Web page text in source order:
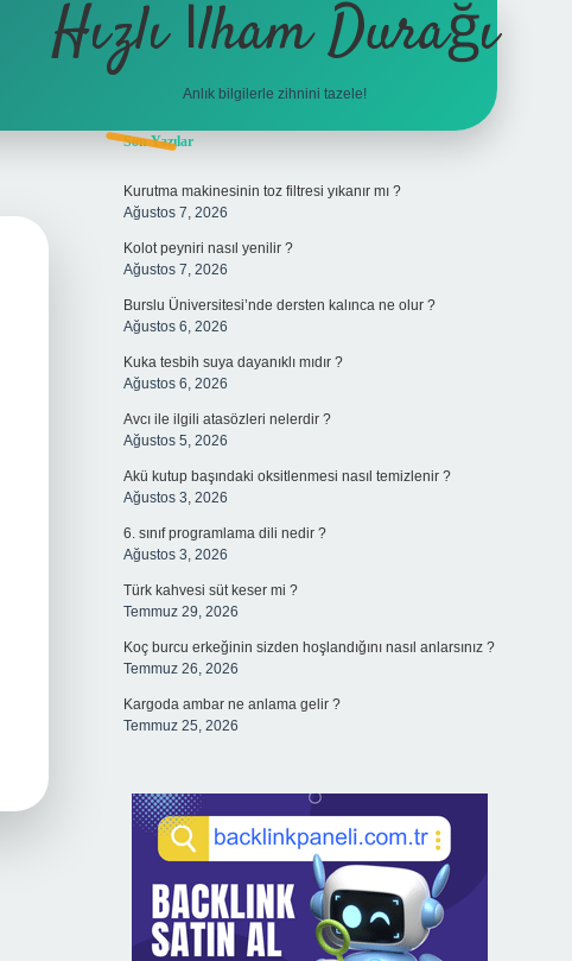
Hızlı İlham Durağı
Anlık bilgilerle zihnini tazele!
Sidebar
Son Yazılar
Kurutma makinesinin toz filtresi yıkanır mı ?
Ağustos 7, 2026
Kolot peyniri nasıl yenilir ?
Ağustos 7, 2026
Burslu Üniversitesi’nde dersten kalınca ne olur ?
Ağustos 6, 2026
Kuka tesbih suya dayanıklı mıdır ?
Ağustos 6, 2026
Avcı ile ilgili atasözleri nelerdir ?
Ağustos 5, 2026
Akü kutup başındaki oksitlenmesi nasıl temizlenir ?
Ağustos 3, 2026
6. sınıf programlama dili nedir ?
Ağustos 3, 2026
Türk kahvesi süt keser mi ?
Temmuz 29, 2026
Koç burcu erkeğinin sizden hoşlandığını nasıl anlarsınız ?
Temmuz 26, 2026
Kargoda ambar ne anlama gelir ?
Temmuz 25, 2026